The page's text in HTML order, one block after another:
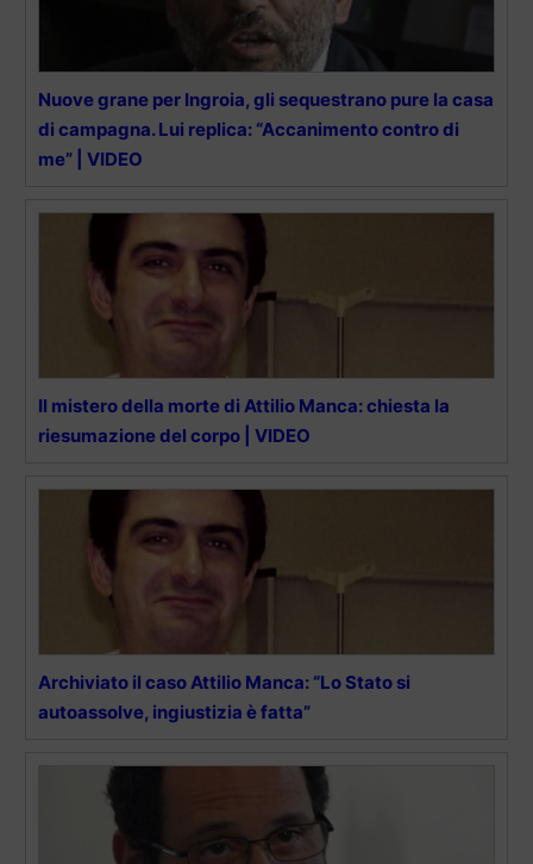
Nuove grane per Ingroia, gli sequestrano pure la casa
di campagna. Lui replica: “Accanimento contro di
me” | VIDEO
Il mistero della morte di Attilio Manca: chiesta la
riesumazione del corpo | VIDEO
Archiviato il caso Attilio Manca: “Lo Stato si
autoassolve, ingiustizia è fatta”